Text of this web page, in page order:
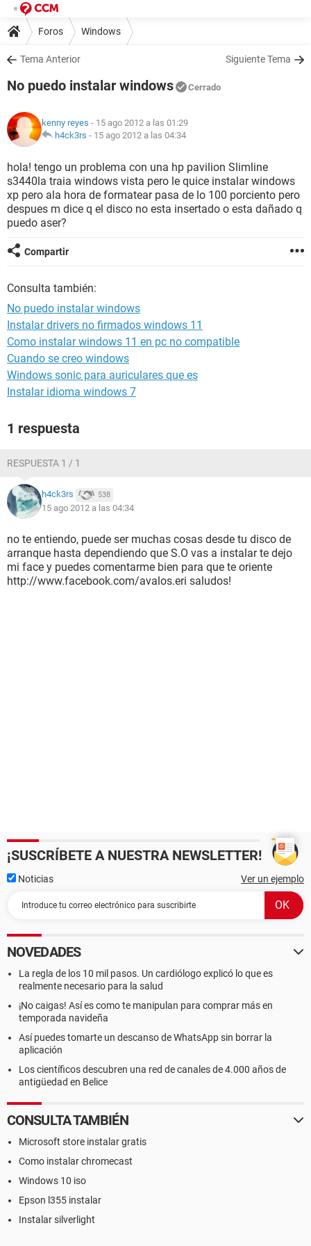
Foros Windows
Tema Anterior Siguiente Tema
No puedo instalar windows Cerrado
kenny reyes - 15 ago 2012 a las 01:29
h4ck3rs - 15 ago 2012 a las 04:34
hola! tengo un problema con una hp pavilion Slimline
s3440la traia windows vista pero le quice instalar windows
xp pero ala hora de formatear pasa de lo 100 porciento pero
despues m dice q el disco no esta insertado o esta dañado q
puedo aser?
Compartir
Consulta también:
No puedo instalar windows
Instalar drivers no firmados windows 11
Como instalar windows 11 en pc no compatible
Cuando se creo windows
Windows sonic para auriculares que es
Instalar idioma windows 7
1 respuesta
RESPUESTA 1 / 1
h4ck3rs 538
15 ago 2012 a las 04:34
no te entiendo, puede ser muchas cosas desde tu disco de
arranque hasta dependiendo que S.O vas a instalar te dejo
mi face y puedes comentarme bien para que te oriente
http://www.facebook.com/avalos.eri saludos!
¡SUSCRÍBETE A NUESTRA NEWSLETTER!
Noticias Ver un ejemplo
NOVEDADES
La regla de los 10 mil pasos. Un cardiólogo explicó lo que es
realmente necesario para la salud
¡No caigas! Así es como te manipulan para comprar más en
temporada navideña
Así puedes tomarte un descanso de WhatsApp sin borrar la
aplicación
Los científicos descubren una red de canales de 4.000 años de
antigüedad en Belice
CONSULTA TAMBIÉN
Microsoft store instalar gratis
Como instalar chromecast
Windows 10 iso
Epson l355 instalar
Instalar silverlight